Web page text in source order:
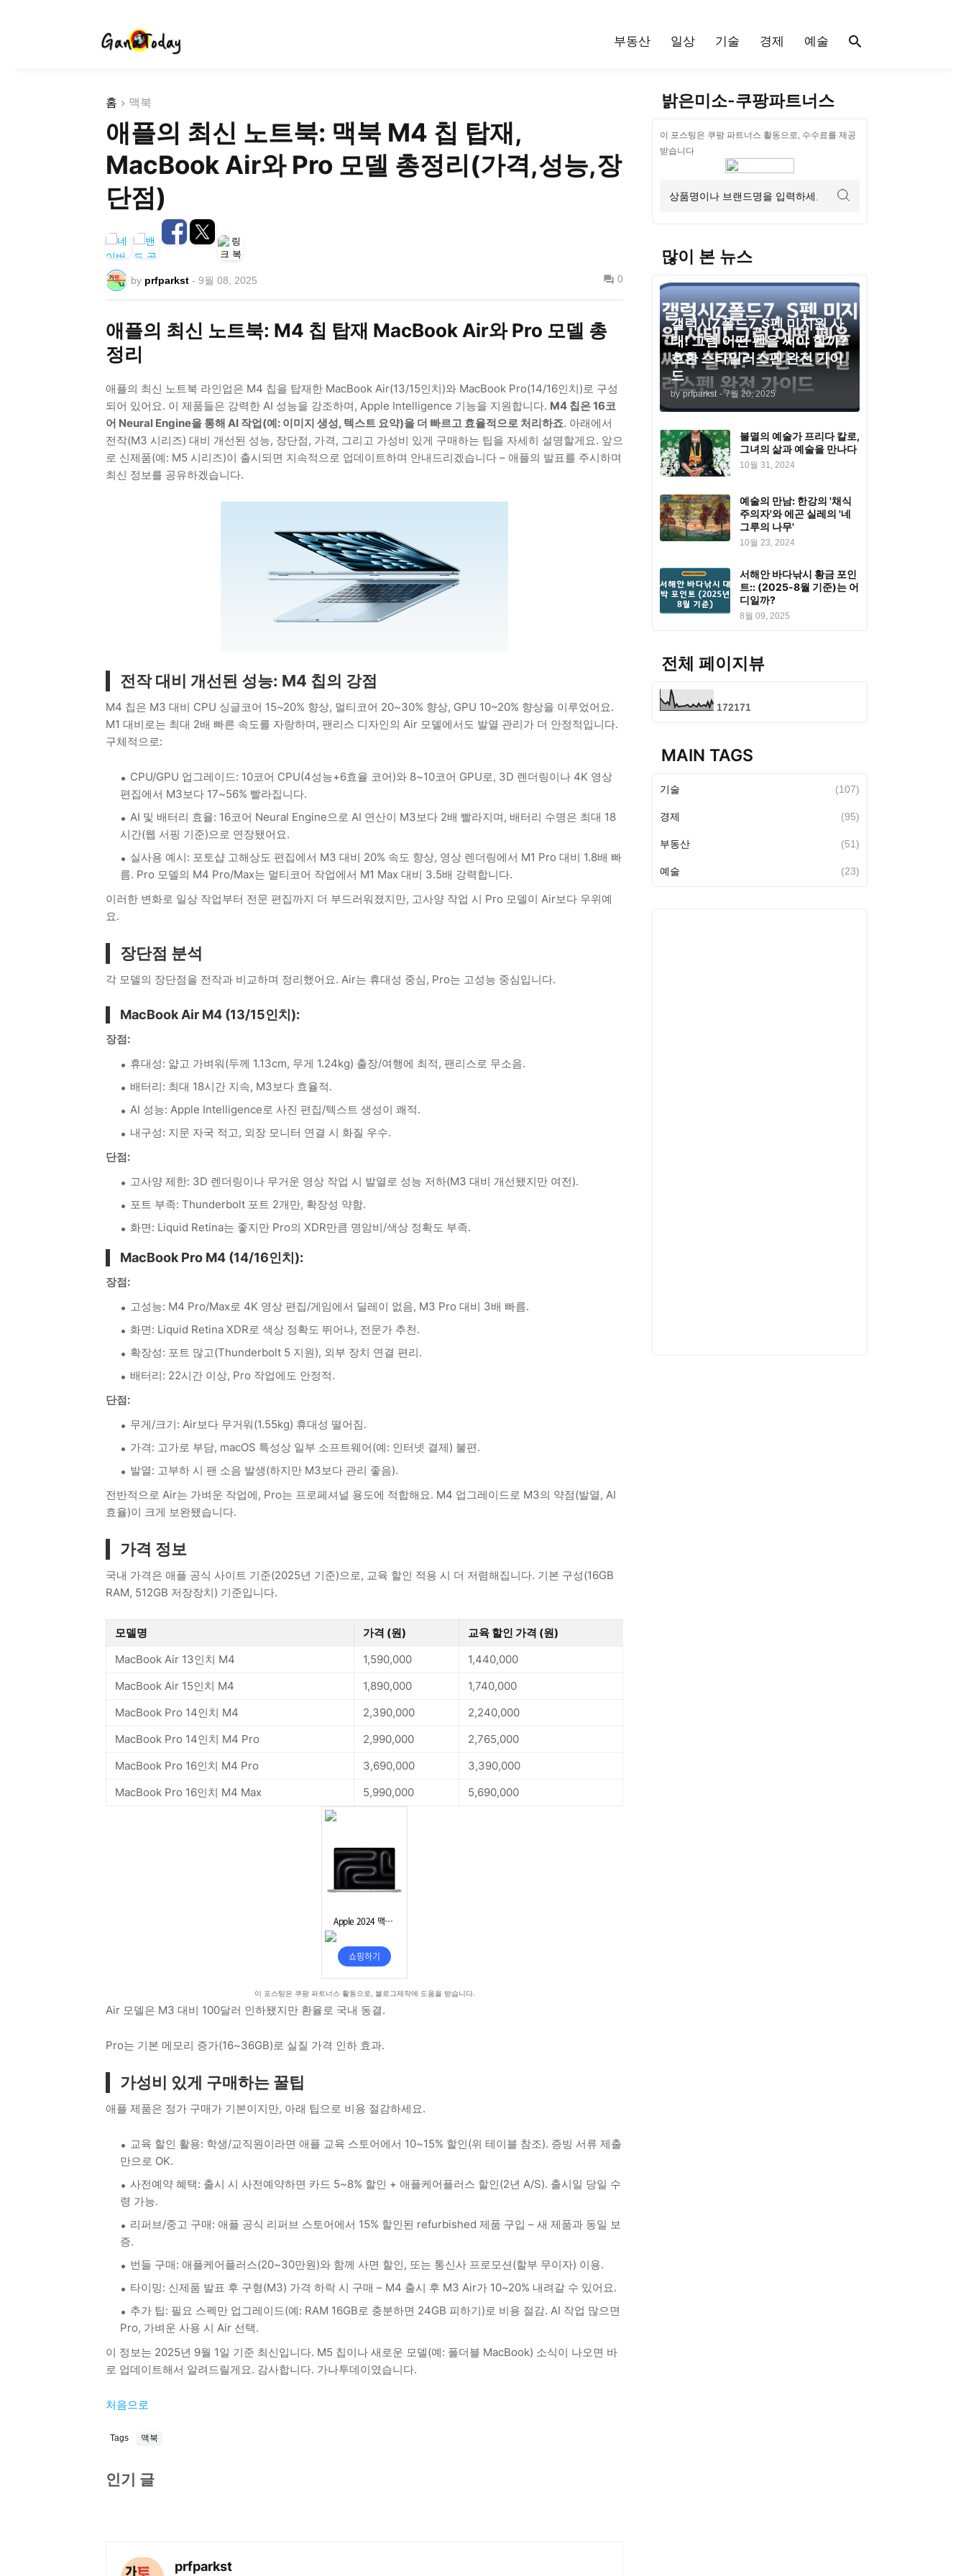
부동산 일상 기술 경제 예술
홈 맥북
애플의 최신 노트북: 맥북 M4 칩 탑재,
MacBook Air와 Pro 모델 총정리(가격,성능,장
단점)
by prfparkst - 9월 08, 2025 0
애플의 최신 노트북: M4 칩 탑재 MacBook Air와 Pro 모델 총
정리
애플의 최신 노트북 라인업은 M4 칩을 탑재한 MacBook Air(13/15인치)와 MacBook Pro(14/16인치)로 구성
되어 있어요. 이 제품들은 강력한 AI 성능을 강조하며, Apple Intelligence 기능을 지원합니다. M4 칩은 16코
어 Neural Engine을 통해 AI 작업(예: 이미지 생성, 텍스트 요약)을 더 빠르고 효율적으로 처리하죠. 아래에서
전작(M3 시리즈) 대비 개선된 성능, 장단점, 가격, 그리고 가성비 있게 구매하는 팁을 자세히 설명할게요. 앞으
로 신제품(예: M5 시리즈)이 출시되면 지속적으로 업데이트하며 안내드리겠습니다 – 애플의 발표를 주시하며
최신 정보를 공유하겠습니다.
전작 대비 개선된 성능: M4 칩의 강점
M4 칩은 M3 대비 CPU 싱글코어 15~20% 향상, 멀티코어 20~30% 향상, GPU 10~20% 향상을 이루었어요.
M1 대비로는 최대 2배 빠른 속도를 자랑하며, 팬리스 디자인의 Air 모델에서도 발열 관리가 더 안정적입니다.
구체적으로:
CPU/GPU 업그레이드: 10코어 CPU(4성능+6효율 코어)와 8~10코어 GPU로, 3D 렌더링이나 4K 영상
편집에서 M3보다 17~56% 빨라집니다.
AI 및 배터리 효율: 16코어 Neural Engine으로 AI 연산이 M3보다 2배 빨라지며, 배터리 수명은 최대 18
시간(웹 서핑 기준)으로 연장됐어요.
실사용 예시: 포토샵 고해상도 편집에서 M3 대비 20% 속도 향상, 영상 렌더링에서 M1 Pro 대비 1.8배 빠
름. Pro 모델의 M4 Pro/Max는 멀티코어 작업에서 M1 Max 대비 3.5배 강력합니다.
이러한 변화로 일상 작업부터 전문 편집까지 더 부드러워졌지만, 고사양 작업 시 Pro 모델이 Air보다 우위예
요.
장단점 분석
각 모델의 장단점을 전작과 비교하며 정리했어요. Air는 휴대성 중심, Pro는 고성능 중심입니다.
MacBook Air M4 (13/15인치):
장점:
휴대성: 얇고 가벼워(두께 1.13cm, 무게 1.24kg) 출장/여행에 최적, 팬리스로 무소음.
배터리: 최대 18시간 지속, M3보다 효율적.
AI 성능: Apple Intelligence로 사진 편집/텍스트 생성이 쾌적.
내구성: 지문 자국 적고, 외장 모니터 연결 시 화질 우수.
단점:
고사양 제한: 3D 렌더링이나 무거운 영상 작업 시 발열로 성능 저하(M3 대비 개선됐지만 여전).
포트 부족: Thunderbolt 포트 2개만, 확장성 약함.
화면: Liquid Retina는 좋지만 Pro의 XDR만큼 명암비/색상 정확도 부족.
MacBook Pro M4 (14/16인치):
장점:
고성능: M4 Pro/Max로 4K 영상 편집/게임에서 딜레이 없음, M3 Pro 대비 3배 빠름.
화면: Liquid Retina XDR로 색상 정확도 뛰어나, 전문가 추천.
확장성: 포트 많고(Thunderbolt 5 지원), 외부 장치 연결 편리.
배터리: 22시간 이상, Pro 작업에도 안정적.
단점:
무게/크기: Air보다 무거워(1.55kg) 휴대성 떨어짐.
가격: 고가로 부담, macOS 특성상 일부 소프트웨어(예: 인터넷 결제) 불편.
발열: 고부하 시 팬 소음 발생(하지만 M3보다 관리 좋음).
전반적으로 Air는 가벼운 작업에, Pro는 프로페셔널 용도에 적합해요. M4 업그레이드로 M3의 약점(발열, AI
효율)이 크게 보완됐습니다.
가격 정보
국내 가격은 애플 공식 사이트 기준(2025년 기준)으로, 교육 할인 적용 시 더 저렴해집니다. 기본 구성(16GB
RAM, 512GB 저장장치) 기준입니다.
모델명 가격 (원)
교육 할인 가격 (원)
MacBook Air 13인치 M4
1,590,000
1,440,000
MacBook Air 15인치 M4
1,890,000
1,740,000
MacBook Pro 14인치 M4
2,390,000
2,240,000
MacBook Pro 14인치 M4 Pro
2,990,000
2,765,000
MacBook Pro 16인치 M4 Pro
3,690,000
3,390,000
MacBook Pro 16인치 M4 Max
5,990,000 5,690,000
이 포스팅은 쿠팡 파트너스 활동으로, 블로그제작에 도움을 받습니다.
Air 모델은 M3 대비 100달러 인하됐지만 환율로 국내 동결.
Pro는 기본 메모리 증가(16~36GB)로 실질 가격 인하 효과.
가성비 있게 구매하는 꿀팁
애플 제품은 정가 구매가 기본이지만, 아래 팁으로 비용 절감하세요.
교육 할인 활용: 학생/교직원이라면 애플 교육 스토어에서 10~15% 할인(위 테이블 참조). 증빙 서류 제출
만으로 OK.
사전예약 혜택: 출시 시 사전예약하면 카드 5~8% 할인 + 애플케어플러스 할인(2년 A/S). 출시일 당일 수
령 가능.
리퍼브/중고 구매: 애플 공식 리퍼브 스토어에서 15% 할인된 refurbished 제품 구입 – 새 제품과 동일 보
증.
번들 구매: 애플케어플러스(20~30만원)와 함께 사면 할인, 또는 통신사 프로모션(할부 무이자) 이용.
타이밍: 신제품 발표 후 구형(M3) 가격 하락 시 구매 – M4 출시 후 M3 Air가 10~20% 내려갈 수 있어요.
추가 팁: 필요 스펙만 업그레이드(예: RAM 16GB로 충분하면 24GB 피하기)로 비용 절감. AI 작업 많으면
Pro, 가벼운 사용 시 Air 선택.
이 정보는 2025년 9월 1일 기준 최신입니다. M5 칩이나 새로운 모델(예: 폴더블 MacBook) 소식이 나오면 바
로 업데이트해서 알려드릴게요. 감사합니다. 가나투데이였습니다.
처음으로
Tags 맥북
인기 글
prfparkst
밝은미소-쿠팡파트너스
이 포스팅은 쿠팡 파트너스 활동으로, 수수료를 제공
받습니다
많이 본 뉴스
갤럭시Z폴드7, S펜 미지원 사
태! 그럼 어떤 펜을 써야 할까?
호환 스타일러스펜 완전 가이
드
by prfparkst - 7월 20, 2025
불멸의 예술가 프리다 칼로,
그녀의 삶과 예술을 만나다
10월 31, 2024
예술의 만남: 한강의 '채식
주의자'와 에곤 실레의 '네
그루의 나무'
10월 23, 2024
서해안 바다낚시 황금 포인
트:: (2025-8월 기준)는 어
디일까?
8월 09, 2025
전체 페이지뷰
172171
MAIN TAGS
기술 (107)
경제 (95)
부동산 (51)
예술 (23)